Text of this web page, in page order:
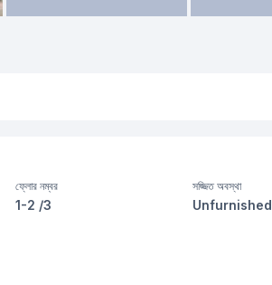
ফ্লোর নম্বর
1-2 /3
সজ্জিত অবস্থা
Unfurnished